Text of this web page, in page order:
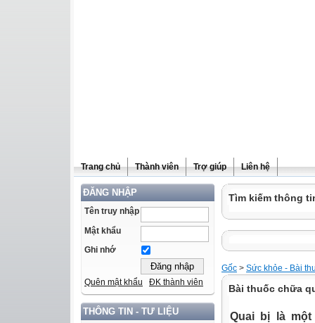
Trang chủ Thành viên Trợ giúp Liên hệ
ĐĂNG NHẬP
Tên truy nhập
Mật khẩu
Ghi nhớ
Quên mật khẩu ĐK thành viên
THÔNG TIN - TƯ LIỆU
Tìm kiếm thông
Gốc > Sức khỏe - Bài
Bài thuốc chữa
Quai bị là